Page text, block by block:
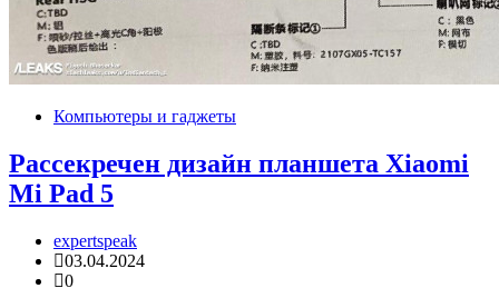
Компьютеры и гаджеты
Рассекречен дизайн планшета Xiaomi
Mi Pad 5
expertspeak
03.04.2024
0